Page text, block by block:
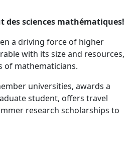
sciences mathématiques!
a driving force of higher
with its size and resources,
of mathematicians.
universities, awards a
student, offers travel
research scholarships to
is so prestigious that the
ISM plays an important role in